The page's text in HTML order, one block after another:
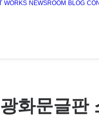
WORKS NEWSROOM BLOG
광화문글판